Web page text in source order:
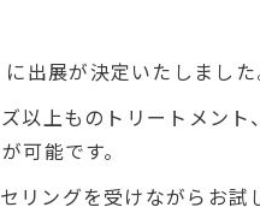
出展が決定いたしました
以上ものトリートメン
可能です。
ングを受けながらお試